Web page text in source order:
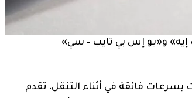
إيه» و«يو إس بي تايب – سي»
فائقة في أثناء التنقل، تقدم